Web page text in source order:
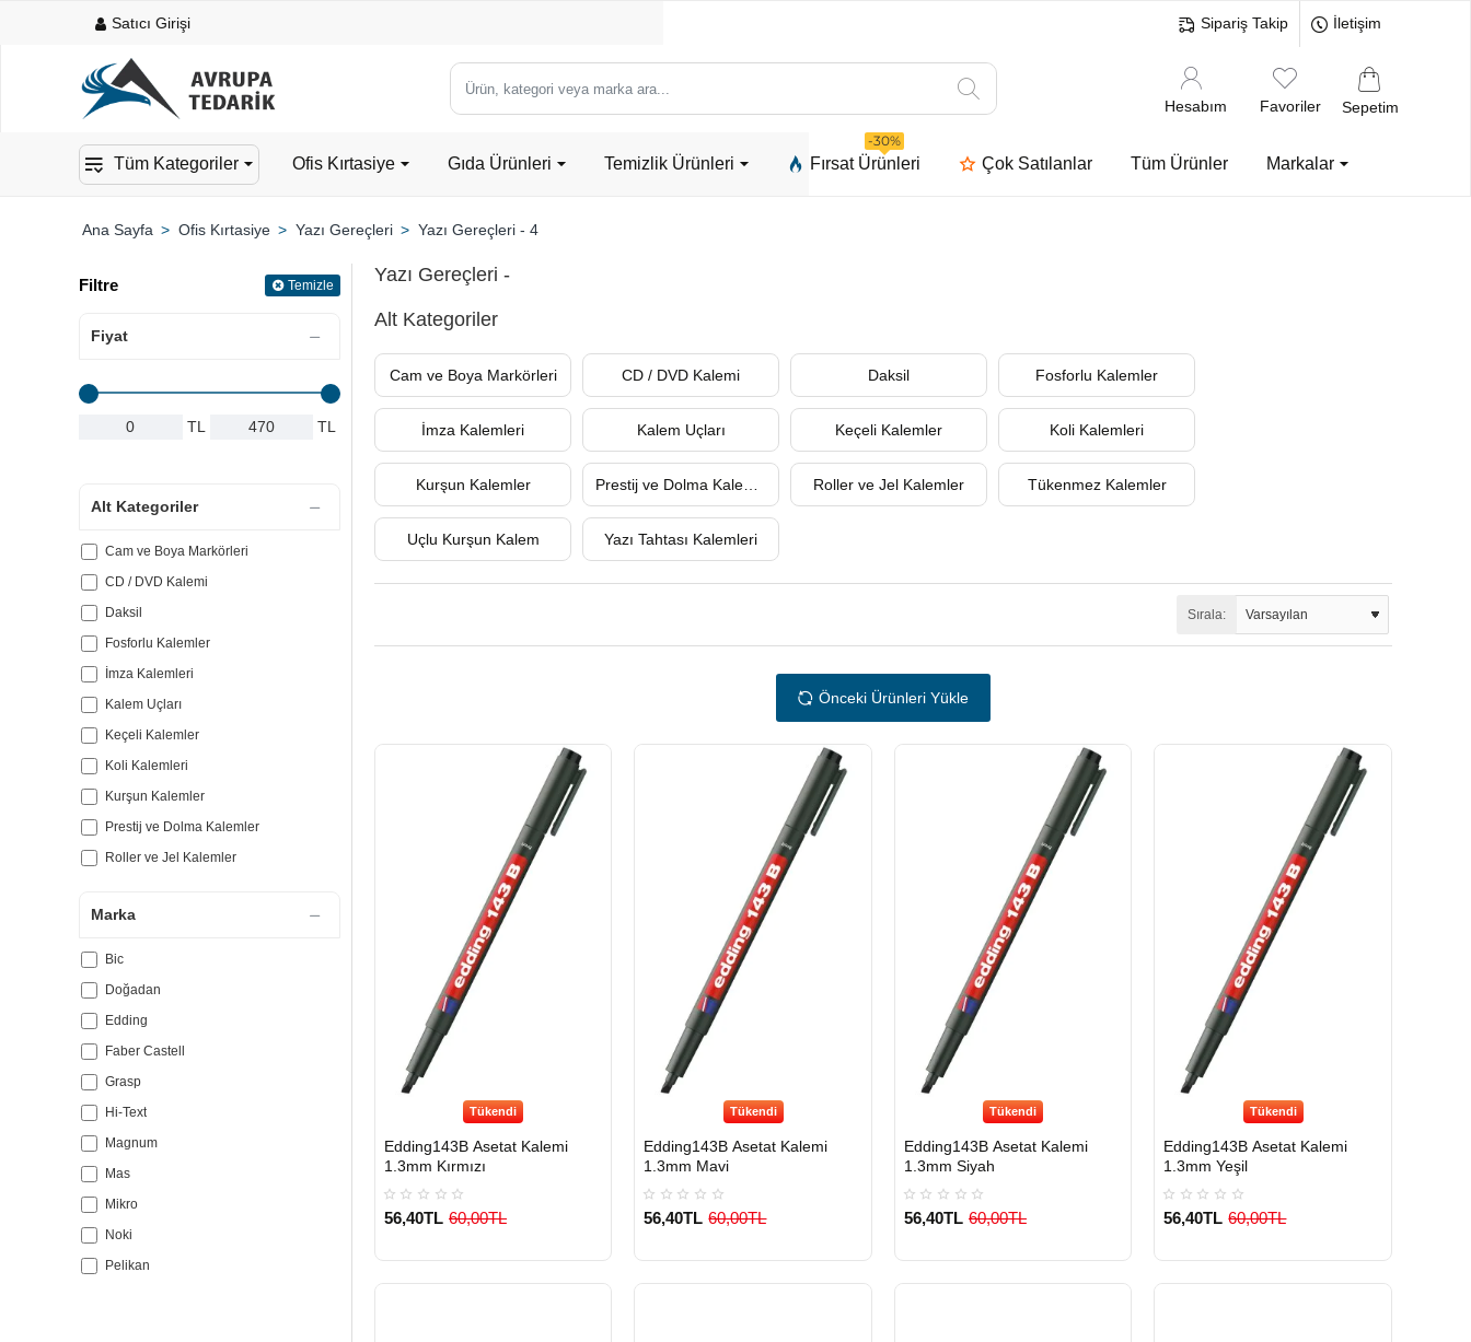
Satıcı Girişi Sipariş Takip İletişim
Ürün,
kategori
marka
Hesabım Favoriler Sepetim
Tüm Kategoriler Ofis Kırtasiye Gıda Ürünleri Temizlik Ürünleri Fırsat Ürünleri
-30%
Çok Satılanlar Tüm Ürünler Markalar
Ofis Kırtasiye Yazı Gereçleri Yazı Gereçleri - 4
Filtre Temizle
Fiyat
TL TL
Alt Kategoriler
Cam ve Boya Markörleri
CD / DVD Kalemi
Daksil
Fosforlu Kalemler
İmza Kalemleri
Kalem Uçları
Keçeli Kalemler
Koli Kalemleri
Kurşun Kalemler
Prestij ve Dolma Kalemler
Roller ve Jel Kalemler
Uçlu Kurşun Kalem
Marka
Bic
Doğadan
Edding
Faber Castell
Grasp
Hi-Text
Magnum
Mas
Mikro
Noki
Pelikan
Yazı Gereçleri -
Alt Kategoriler
Cam ve Boya Markörleri CD / DVD Kalemi Daksil Fosforlu Kalemler
İmza Kalemleri Kalem Uçları Keçeli Kalemler Koli Kalemleri
Kurşun Kalemler Roller ve Jel Kalemler Tükenmez Kalemler
Uçlu Kurşun Kalem Yazı Tahtası Kalemleri
Sırala:
Önceki Ürünleri Yükle
Tükendi
Edding143B Asetat Kalemi
1.3mm Kırmızı
56,40TL 60,00TL
Tükendi
Edding143B Asetat Kalemi
1.3mm Mavi
56,40TL 60,00TL
Tükendi
Edding143B Asetat Kalemi
1.3mm Siyah
56,40TL 60,00TL
Tükendi
Edding143B Asetat Kalemi
1.3mm Yeşil
56,40TL 60,00TL